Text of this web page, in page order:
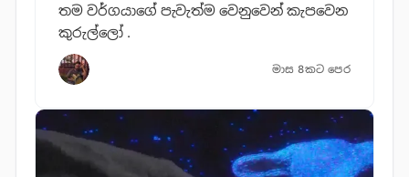
තම වර්ගයාගේ පැවැත්ම වෙනුවෙන් කැපවෙන
කුරුල්ලෝ .
මාස 8කට පෙර